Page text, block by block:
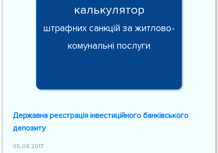
калькулятор
штрафних санкцій за житлово-
комунальні послуги
Державна реєстрація інвестиційного банківського
депозиту
05.08.2017